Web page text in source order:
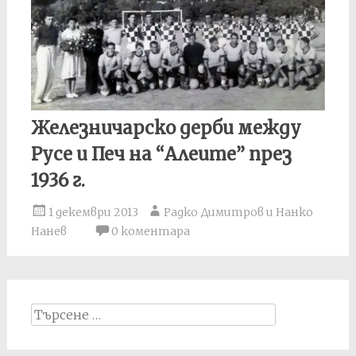
Железничарско дерби между
Русе и Печ на “Алеите” през
1936 г.
1 декември 2013
Радко Димитров и Нанко
Нанев
0 коментара
Search